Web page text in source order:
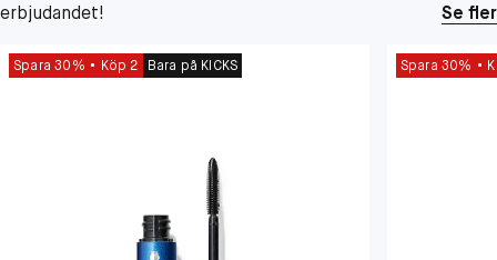
erbjudandet!
Se fler
Spara 30% Köp 2 Bara på KICKS Spara 30%